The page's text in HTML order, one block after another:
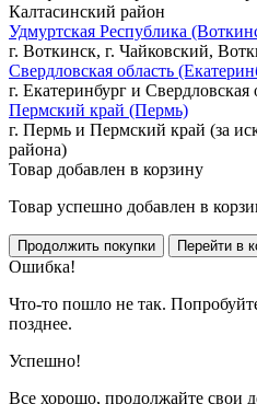
Калтасинский район
Удмуртская Республика
г. Воткинск, г. Чайковский,
Свердловская область
г. Екатеринбург и Свердловская
Пермский край (Пермь)
г. Пермь и Пермский край (за
района)
Товар добавлен в корзину
Товар успешно добавлен в
Ошибка!
Что-то пошло не так.
позднее.
Успешно!
Все хорошо, продолжайте свои